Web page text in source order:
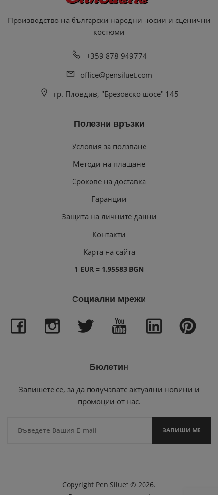
Производство на български народни носии и сценични
костюми
+359 878 949774
office@pensiluet.com
гр. Пловдив, "Брезовско шосе" 145
Полезни връзки
Условия за ползване
Методи на плащане
Срокове на доставка
Гаранции
Защита на личните данни
Контакти
Карта на сайта
1 EUR = 1.95583 BGN
Социални мрежи
Бюлетин
Запишете се, за да получавате актуални новини и
промоции от нас.
Copyright Pen Siluet © 2026.